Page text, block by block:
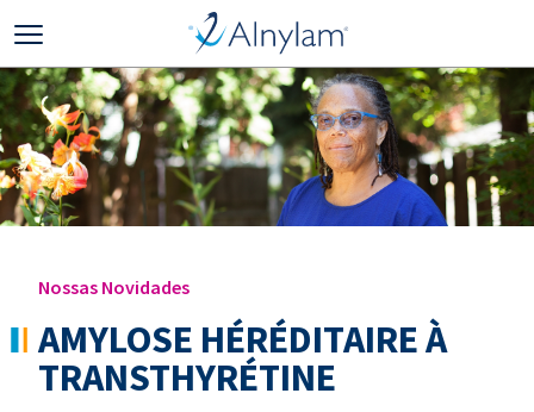
Nossas Novidades
AMYLOSE HÉRÉDITAIRE À
TRANSTHYRÉTINE